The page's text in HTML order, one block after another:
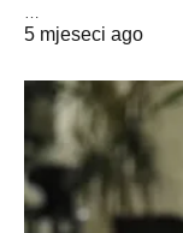
…
5 mjeseci ago